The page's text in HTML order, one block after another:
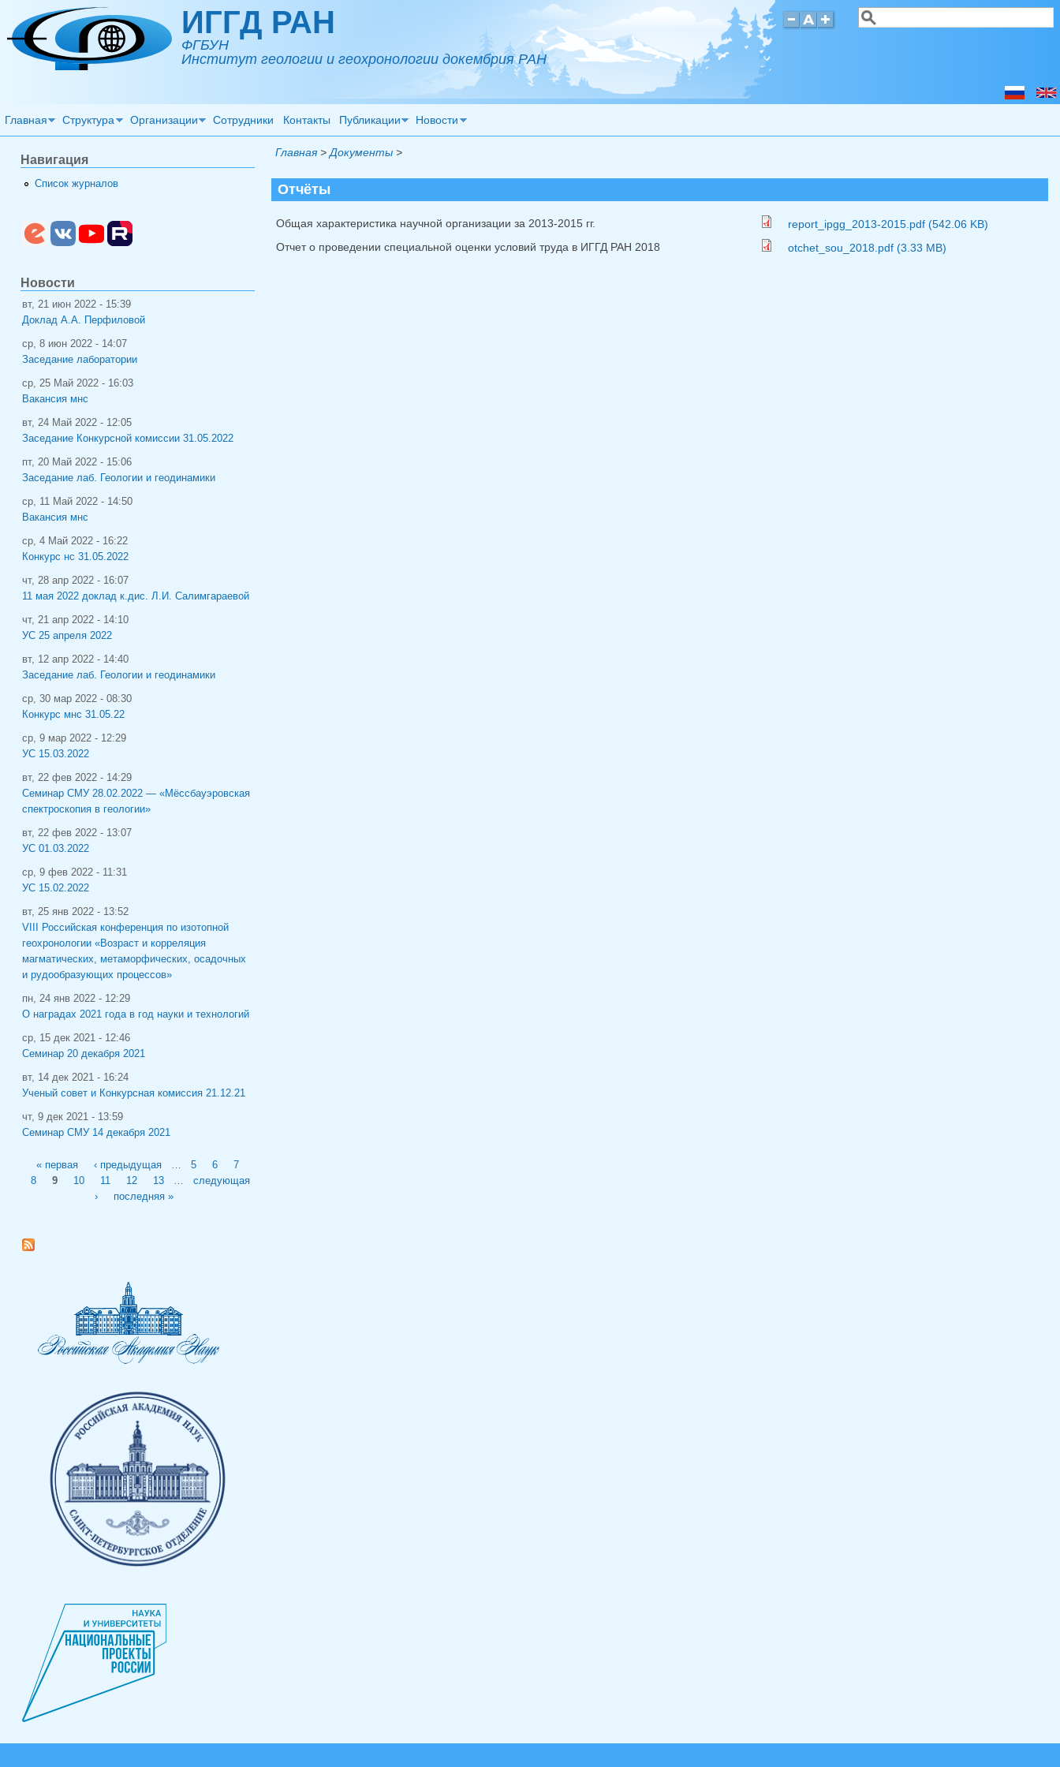
Перейти к основному содержанию ИГГД РАН
ФГБУН
Институт геологии и геохронологии докембрия РАН
Форма поиска
Поиск
Главная Структура Организации Сотрудники Контакты Публикации Новости
Главная> Документы>
Отчёты
Общая характеристика научной организации за 2013-2015 гг.
report_ipgg_2013-2015.pdf (542.06 KB)
Отчет о проведении специальной оценки условий труда в ИГГД РАН 2018
otchet_sou_2018.pdf (3.33 MB)
Навигация
Список журналов
Новости
вт, 21 июн 2022 - 15:39
Доклад А.А. Перфиловой
ср, 8 июн 2022 - 14:07
Заседание лаборатории
ср, 25 Май 2022 - 16:03
Вакансия мнс
вт, 24 Май 2022 - 12:05
Заседание Конкурсной комиссии 31.05.2022
пт, 20 Май 2022 - 15:06
Заседание лаб. Геологии и геодинамики
ср, 11 Май 2022 - 14:50
Вакансия мнс
ср, 4 Май 2022 - 16:22
Конкурс нс 31.05.2022
чт, 28 апр 2022 - 16:07
11 мая 2022 доклад к.дис. Л.И. Салимгараевой
чт, 21 апр 2022 - 14:10
УС 25 апреля 2022
вт, 12 апр 2022 - 14:40
Заседание лаб. Геологии и геодинамики
ср, 30 мар 2022 - 08:30
Конкурс мнс 31.05.22
ср, 9 мар 2022 - 12:29
УС 15.03.2022
вт, 22 фев 2022 - 14:29
Семинар СМУ 28.02.2022 — «Мёссбауэровская
спектроскопия в геологии»
вт, 22 фев 2022 - 13:07
УС 01.03.2022
ср, 9 фев 2022 - 11:31
УС 15.02.2022
вт, 25 янв 2022 - 13:52
VIII Российская конференция по изотопной
геохронологии «Возраст и корреляция
магматических, метаморфических, осадочных
и рудообразующих процессов»
пн, 24 янв 2022 - 12:29
О наградах 2021 года в год науки и технологий
ср, 15 дек 2021 - 12:46
Семинар 20 декабря 2021
вт, 14 дек 2021 - 16:24
Ученый совет и Конкурсная комиссия 21.12.21
чт, 9 дек 2021 - 13:59
Семинар СМУ 14 декабря 2021
« первая ‹ предыдущая 5 6
7
8
9 10 11 12 13
следующая
›
последняя »